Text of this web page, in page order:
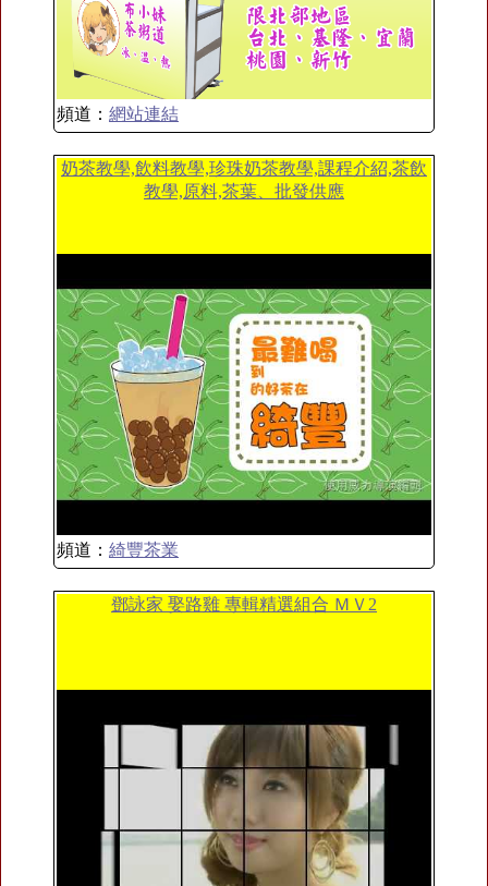
頻道： 網站連結
奶茶教學,飲料教學,珍珠奶茶教學,課程介紹,茶飲
教學,原料,茶葉、批發供應
頻道： 綺豐茶業
鄧詠家 娶路雞 專輯精選組合 ＭＶ2